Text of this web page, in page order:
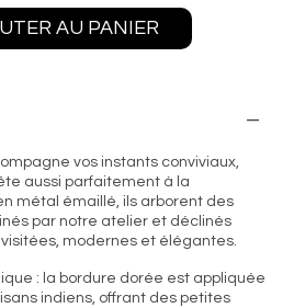
AU PANIER
vos instants conviviaux,
aussi parfaitement à la
métal émaillé, ils arborent des
par notre atelier et déclinés
modernes et élégantes.
: la bordure dorée est appliquée
indiens, offrant des petites